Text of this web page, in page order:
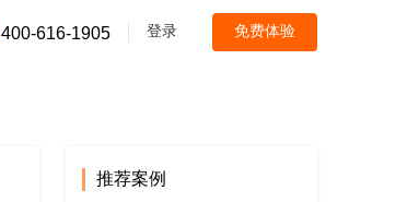
400-616-1905 登录 免费体验
推荐案例